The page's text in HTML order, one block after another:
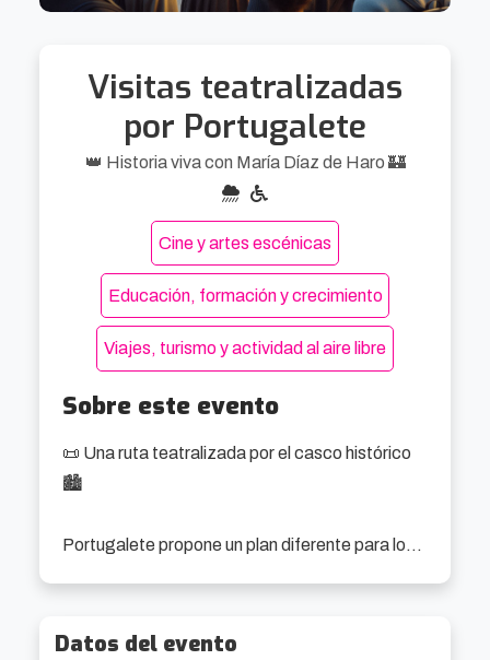
Visitas teatralizadas
por Portugalete
👑 Historia viva con María Díaz de Haro 🏰
Cine y artes escénicas
Educación, formación y crecimiento
Viajes, turismo y actividad al aire libre
Sobre este evento
📜 Una ruta teatralizada por el casco histórico
🏙️
Portugalete propone un plan diferente para los
necesita presentación... aunque llega con 703
Datos del evento